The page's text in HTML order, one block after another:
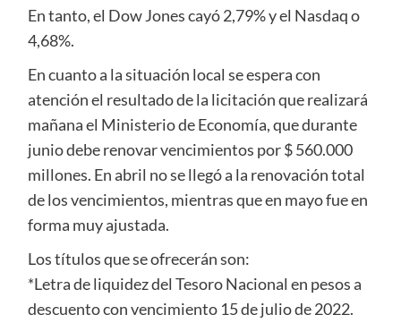
En tanto, el Dow Jones cayó 2,79% y el Nasdaq o
4,68%.
En cuanto a la situación local se espera con
atención el resultado de la licitación que realizará
mañana el Ministerio de Economía, que durante
junio debe renovar vencimientos por $ 560.000
millones. En abril no se llegó a la renovación total
de los vencimientos, mientras que en mayo fue en
forma muy ajustada.
Los títulos que se ofrecerán son:
*Letra de liquidez del Tesoro Nacional en pesos a
descuento con vencimiento 15 de julio de 2022.